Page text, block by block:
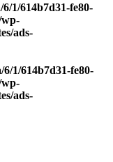
6/1/614b7d31-fe80-
wp-
ads-
6/1/614b7d31-fe80-
wp-
ads-